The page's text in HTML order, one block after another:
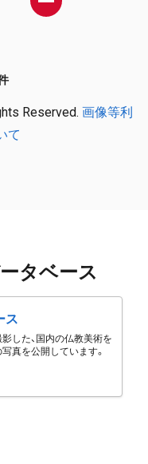
Reserved. 画像等利
て
タベース
ス
した、国内の仏教美術を
真を公開しています。